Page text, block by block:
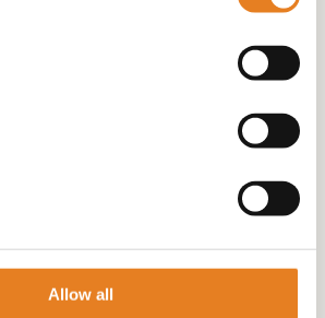
Allow all
€ 64.00